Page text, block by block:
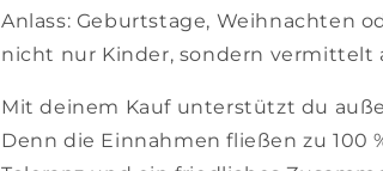
Anlass: Geburtstage, Weihnachten
nicht nur Kinder, sondern vermittelt
Mit deinem Kauf unterstützt du
Denn die Einnahmen fließen zu 100